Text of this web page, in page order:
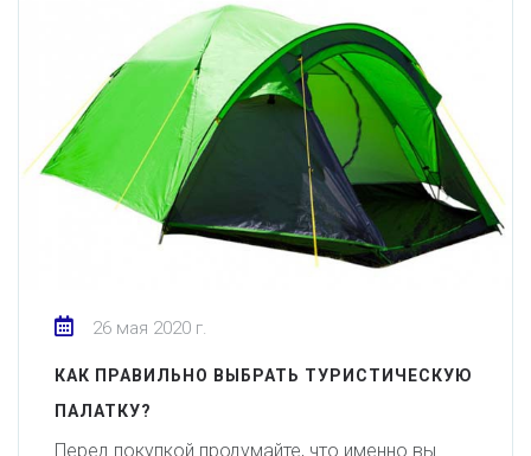
26 мая 2020 г.
КАК ПРАВИЛЬНО ВЫБРАТЬ ТУРИСТИЧЕСКУЮ
ПАЛАТКУ?
Перед покупкой продумайте, что именно вы